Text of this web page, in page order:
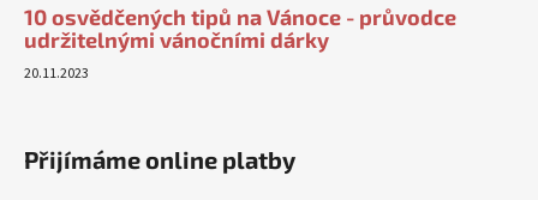
10 osvědčených tipů na Vánoce - průvodce
udržitelnými vánočními dárky
20.11.2023
Přijímáme online platby